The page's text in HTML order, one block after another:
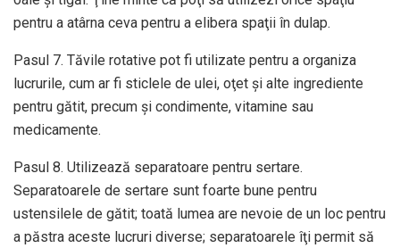
pentru a atârna ceva pentru a elibera spaţii în dulap.
Pasul 7. Tăvile rotative pot fi utilizate pentru a organiza
lucrurile, cum ar fi sticlele de ulei, oţet şi alte ingrediente
pentru gătit, precum şi condimente, vitamine sau
medicamente.
Pasul 8. Utilizează separatoare pentru sertare.
Separatoarele de sertare sunt foarte bune pentru
ustensilele de gătit; toată lumea are nevoie de un loc pentru
a păstra aceste lucruri diverse; separatoarele îţi permit să